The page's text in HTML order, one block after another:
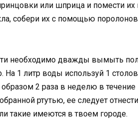
или шприца и помести их
собери их с помощью
необходимо дважды вымыть
На 1 литр воды используй 1
2 раза в неделю в
ртутью, ее следует
такие имеются в твоем городе.